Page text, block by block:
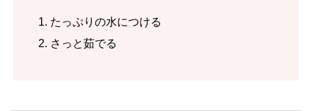
たっぷりの水につける
さっと茹でる